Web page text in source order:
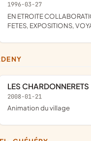
1996-03-27
EN ETROITE COLLABORATION AVEC LA COMMISSION MUNICIPALE DES FETES, ORGANISER L'ACTION CULTURELLE ET LES LOISIRS :
FETES, EXPOSITIONS,
LES CHARDONNERETS
2008-01-21
animation du village